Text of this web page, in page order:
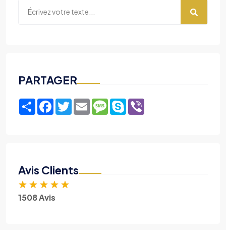
PARTAGER
ShareFacebook
TwitterEmailMessage
Skype
Avis Clients
★ ★ ★ ★ ★
1508 Avis